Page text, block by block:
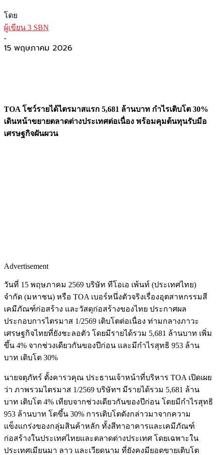
โดย
ผู้เขียน 3 SBN
-
15 พฤษภาคม 2026
TOA โชว์รายได้ไตรมาสแรก 5,681 ล้านบาท กำไรเติบโต 30%
เดินหน้าขยายตลาดต่างประเทศต่อเนื่อง พร้อมคุมต้นทุนรับมือ
เศรษฐกิจผันผวน
Advertisement
วันที่ 15 พฤษภาคม 2569 บริษัท ทีโอเอ เพ้นท์ (ประเทศไทย)
จำกัด (มหาชน) หรือ TOA เบอร์หนึ่งตัวจริงเรื่องอุตสาหกรรมสี
เคมีภัณฑ์ก่อสร้าง และวัสดุก่อสร้างของไทย ประกาศผล
ประกอบการไตรมาส 1/2569 เติบโตต่อเนื่อง ท่ามกลางภาวะ
เศรษฐกิจไทยที่ยังชะลอตัว โดยมีรายได้รวม 5,681 ล้านบาท เพิ่ม
ขึ้น 4% จากช่วงเดียวกันของปีก่อน และมีกำไรสุทธิ 953 ล้าน
บาท เติบโต 30%
นายจตุภัทร์ ตั้งคารวคุณ ประธานเจ้าหน้าที่บริหาร TOA เปิดเผย
ว่า ภาพรวมไตรมาส 1/2569 บริษัทฯ มีรายได้รวม 5,681 ล้าน
บาท เติบโต 4% เทียบจากช่วงเดียวกันของปีก่อน โดยมีกำไรสุทธิ
953 ล้านบาท โตขึ้น 30% การเติบโตดังกล่าวมาจากความ
แข็งแกร่งของกลุ่มสินค้าหลัก ทั้งสีทาอาคารและเคมีภัณฑ์
ก่อสร้างในประเทศไทยและตลาดต่างประเทศ โดยเฉพาะใน
ประเทศเมียนมา ลาว และเวียดนาม ที่ยังคงมียอดขายเติบโต